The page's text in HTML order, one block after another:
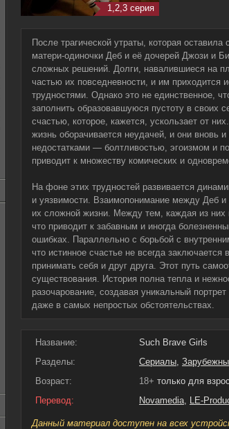
1,2,3 серия
После трагической утраты, которая
матери-одиночки Деб и её дочерей Джози и
сложных решений. Долги, навалившиеся на
частью их повседневности, и им приходится
трудностями. Однако это не единственное,
заполнить образовавшуюся пустоту в своих
счастью, которое, кажется, ускользает от
жизнь оборачивается неудачей, и они вновь
недостатками — болтливостью, эгоизмом и
приводит к множеству комических и
На фоне этих трудностей развивается
и уязвимости. Взаимопонимание между Деб
их сложной жизни. Между тем, каждая из них
что приводит к забавным и иногда
ошибках. Параллельно с борьбой с
что истинное счастье не всегда
принимать себя и друг друга. Этот путь
существования. История полна тепла и
разочарование, создавая уникальный
даже в самых непростых обстоятельствах.
Название:
Such Brave Girls
Разделы:
Сериалы,
Возраст:
18+ только для
Перевод:
Novamedia, LE-
Данный материал доступен на всех